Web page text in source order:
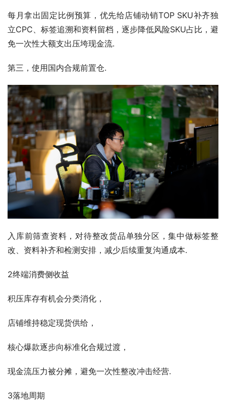
每月拿出固定比例预算，优先给店铺动销TOP SKU补齐独
立CPC、标签追溯和资料留档，逐步降低风险SKU占比，避
免一次性大额支出压垮现金流.
第三，使用国内合规前置仓.
入库前筛查资料，对待整改货品单独分区，集中做标签整
改、资料补齐和检测安排，减少后续重复沟通成本.
2终端消费侧收益
积压库存有机会分类消化，
店铺维持稳定现货供给，
核心爆款逐步向标准化合规过渡，
现金流压力被分摊，避免一次性整改冲击经营.
3落地周期